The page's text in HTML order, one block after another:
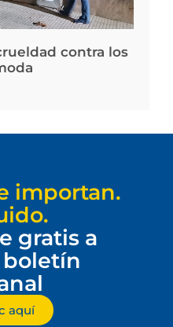
contra los
importan.
gratis a
aquí